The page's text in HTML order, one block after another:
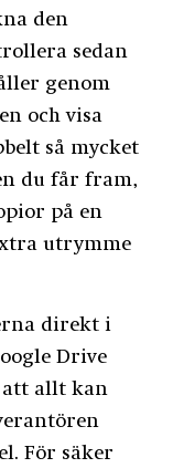
den
sedan
genom
och visa
så mycket
du får fram,
på en
utrymme
direkt i
Drive
att allt kan
För säker